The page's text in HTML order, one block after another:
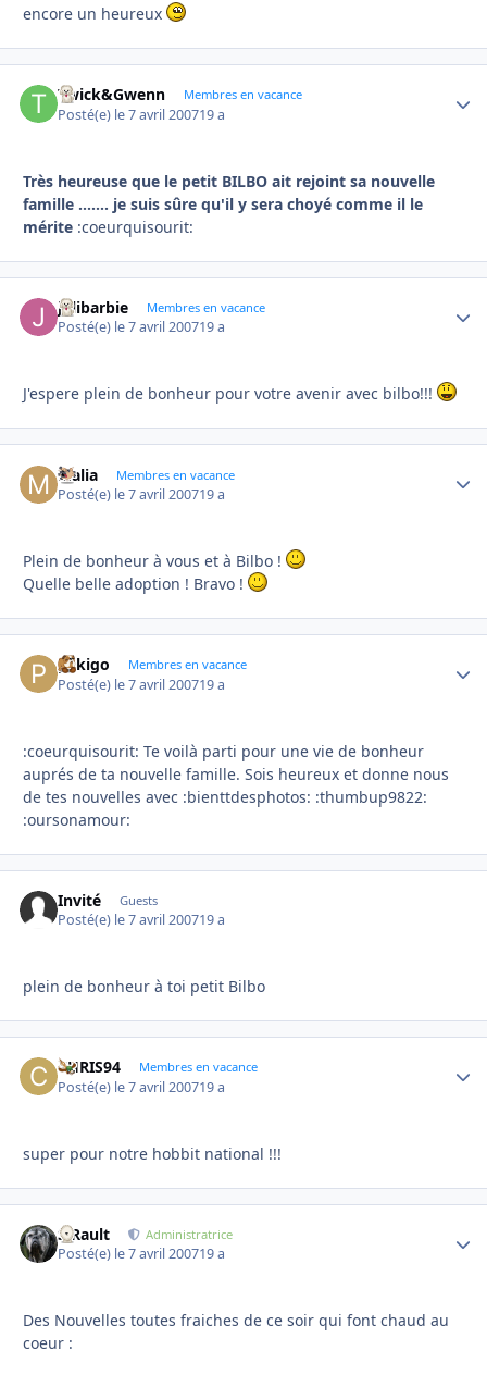
encore un heureux
Twick&Gwenn Membres en vacance
Posté(e) le 7 avril 200719 a
Très heureuse que le petit BILBO ait rejoint sa nouvelle
famille ....... je suis sûre qu'il y sera choyé comme il le
mérite :coeurquisourit:
jolibarbie Membres en vacance
Posté(e) le 7 avril 200719 a
J'espere plein de bonheur pour votre avenir avec bilbo!!!
Malia Membres en vacance
Posté(e) le 7 avril 200719 a
Plein de bonheur à vous et à Bilbo !
Quelle belle adoption ! Bravo !
pekigo Membres en vacance
Posté(e) le 7 avril 200719 a
:coeurquisourit: Te voilà parti pour une vie de bonheur
auprés de ta nouvelle famille. Sois heureux et donne nous
de tes nouvelles avec :bienttdesphotos: :thumbup9822:
:oursonamour:
Invité Guests
Posté(e) le 7 avril 200719 a
plein de bonheur à toi petit Bilbo
CHRIS94 Membres en vacance
Posté(e) le 7 avril 200719 a
super pour notre hobbit national !!!
S.Rault Administratrice
Posté(e) le 7 avril 200719 a
Des Nouvelles toutes fraiches de ce soir qui font chaud au
coeur :